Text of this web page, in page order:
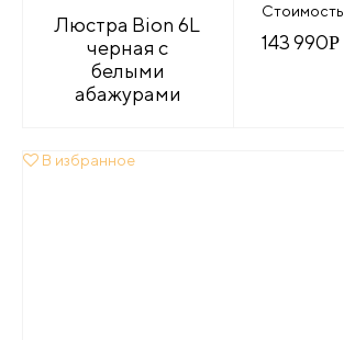
Люстра Bion 6L
черная с
белыми
абажурами
Стоимость
143 990Р
В избранное